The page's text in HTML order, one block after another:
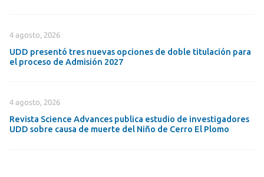
4 agosto, 2026
UDD presentó tres nuevas opciones de doble titulación para
el proceso de Admisión 2027
4 agosto, 2026
Revista Science Advances publica estudio de investigadores
UDD sobre causa de muerte del Niño de Cerro El Plomo